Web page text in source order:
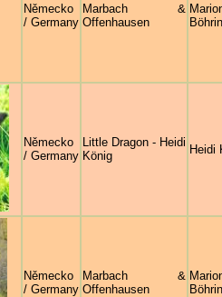
Německo
/ Germany
Marbach &
Offenhausen
Německo
/ Germany
Little Dragon - Heidi
König
Heidi
Německo
/ Germany
Marbach &
Offenhausen